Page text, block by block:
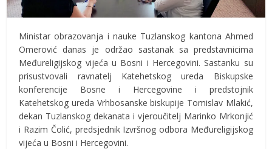
Ministar obrazovanja i nauke Tuzlanskog kantona Ahmed
Omerović danas je održao sastanak sa predstavnicima
Međureligijskog vijeća u Bosni i Hercegovini. Sastanku su
prisustvovali ravnatelj Katehetskog ureda Biskupske
konferencije Bosne i Hercegovine i predstojnik
Katehetskog ureda Vrhbosanske biskupije Tomislav Mlakić,
dekan Tuzlanskog dekanata i vjeroučitelj Marinko Mrkonjić
i Razim Čolić, predsjednik Izvršnog odbora Međureligijskog
vijeća u Bosni i Hercegovini.